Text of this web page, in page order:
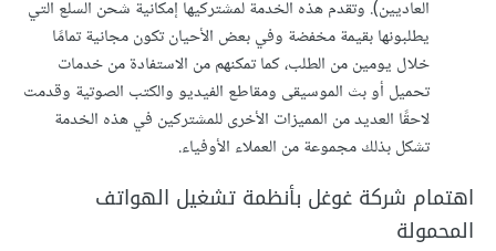
العاديين). وتقدم هذه الخدمة لمشتركيها إمكانية شحن السلع الّتي
يطلبونها بقيمة مخفضة وفي بعض الأحيان تكون مجانية تمامًا
خلال يومين من الطلب، كما تمكنهم من الاستفادة من خدمات
تحميل أو بث الموسيقى ومقاطع الفيديو والكتب الصوتية وقدمت
لاحقًا العديد من المميزات الأخرى للمشتركين في هذه الخدمة
تشكل بذلك مجموعة من العملاء الأوفياء.
اهتمام شركة غوغل بأنظمة تشغيل الهواتف
المحمولة